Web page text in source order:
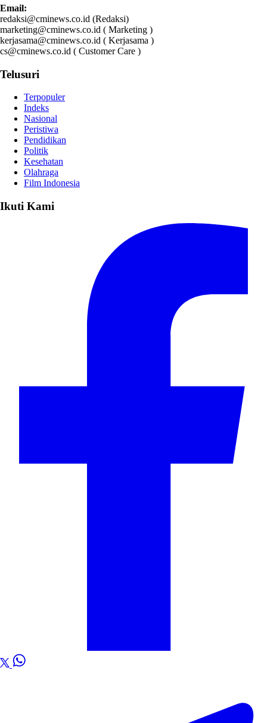
Email:
redaksi@cminews.co.id (Redaksi)
marketing@cminews.co.id ( Marketing )
kerjasama@cminews.co.id ( Kerjasama )
cs@cminews.co.id ( Customer Care )
Telusuri
Terpopuler
Indeks
Nasional
Peristiwa
Pendidikan
Politik
Kesehatan
Olahraga
Film Indonesia
Ikuti Kami